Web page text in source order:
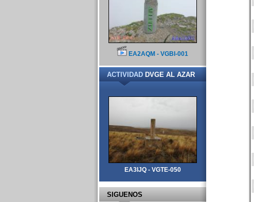
EA2AQM - VGBI-001
ACTIVIDADDVGE AL AZAR
EA3IJQ - VGTE-050
SIGUENOS